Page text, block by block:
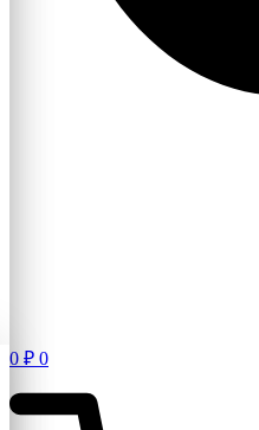
0 ₽ 0